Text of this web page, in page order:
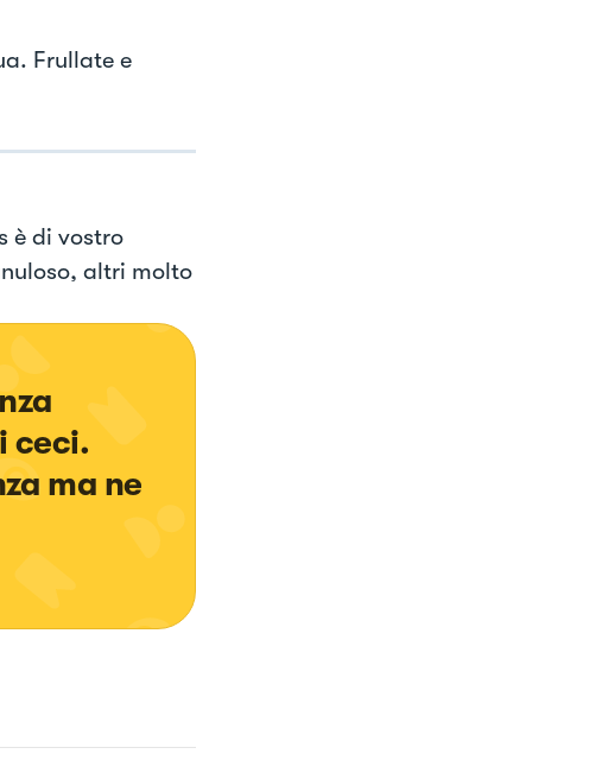
Frullate e
è di vostro
altri molto
ceci.
ma ne